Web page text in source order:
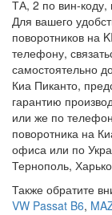
ТА, 2 по вин-коду,
Для вашего
поворотников на
телефону,
самостоятельно
Киа Пиканто,
гарантию
или же по
поворотника на
офиса или по
Тернополь,
Также обратите
VW Passat B6,